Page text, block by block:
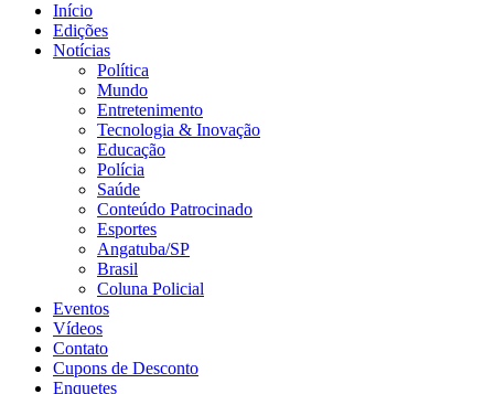
Início
Edições
Notícias
Política
Mundo
Entretenimento
Tecnologia & Inovação
Educação
Polícia
Saúde
Conteúdo Patrocinado
Esportes
Angatuba/SP
Brasil
Coluna Policial
Eventos
Vídeos
Contato
Cupons de Desconto
Enquetes